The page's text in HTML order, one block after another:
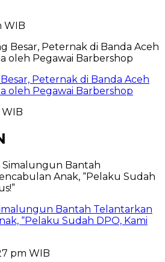
WIB
Peternak di Banda Aceh
oleh Pegawai Barbershop
WIB
Bantah Telantarkan
“Pelaku Sudah DPO, Kami
pm WIB